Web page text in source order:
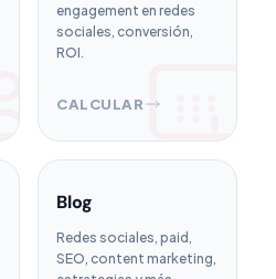
engagement en redes
sociales, conversión,
ROI.
CALCULAR
Blog
Redes sociales, paid,
SEO, content marketing,